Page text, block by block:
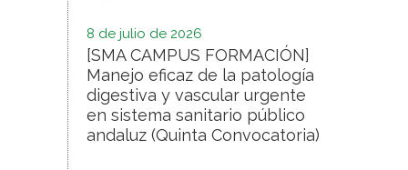
8 de julio de 2026
[SMA CAMPUS FORMACIÓN]
Manejo eficaz de la patología
digestiva y vascular urgente
en sistema sanitario público
andaluz (Quinta Convocatoria)